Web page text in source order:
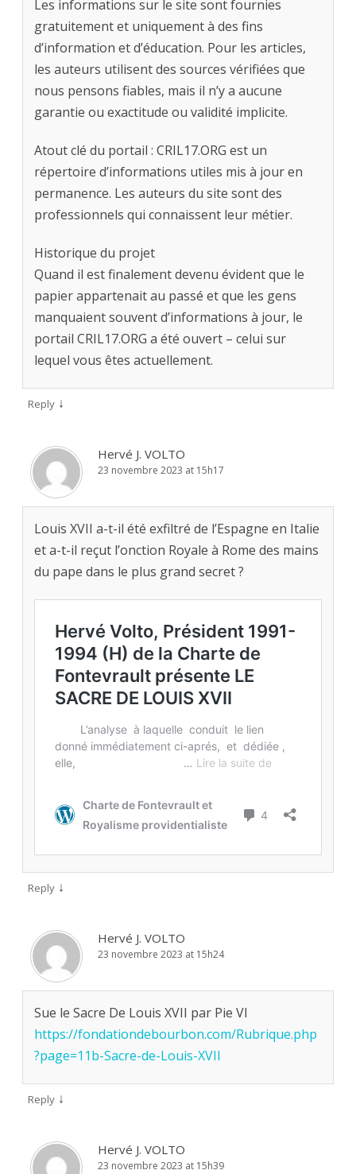
Les informations sur le site sont fournies
gratuitement et uniquement à des fins
d’information et d’éducation. Pour les articles,
les auteurs utilisent des sources vérifiées que
nous pensons fiables, mais il n’y a aucune
garantie ou exactitude ou validité implicite.
Atout clé du portail : CRIL17.ORG est un
répertoire d’informations utiles mis à jour en
permanence. Les auteurs du site sont des
professionnels qui connaissent leur métier.
Historique du projet
Quand il est finalement devenu évident que le
papier appartenait au passé et que les gens
manquaient souvent d’informations à jour, le
portail CRIL17.ORG a été ouvert – celui sur
lequel vous êtes actuellement.
Reply ↓
Hervé J. VOLTO
23 novembre 2023 at 15h17
Louis XVII a-t-il été exfiltré de l’Espagne en Italie
et a-t-il reçut l’onction Royale à Rome des mains
du pape dans le plus grand secret ?
Reply ↓
Hervé J. VOLTO
23 novembre 2023 at 15h24
Sue le Sacre De Louis XVII par Pie VI
https://fondationdebourbon.com/Rubrique.php
?page=11b-Sacre-de-Louis-XVII
Reply ↓
Hervé J. VOLTO
23 novembre 2023 at 15h39